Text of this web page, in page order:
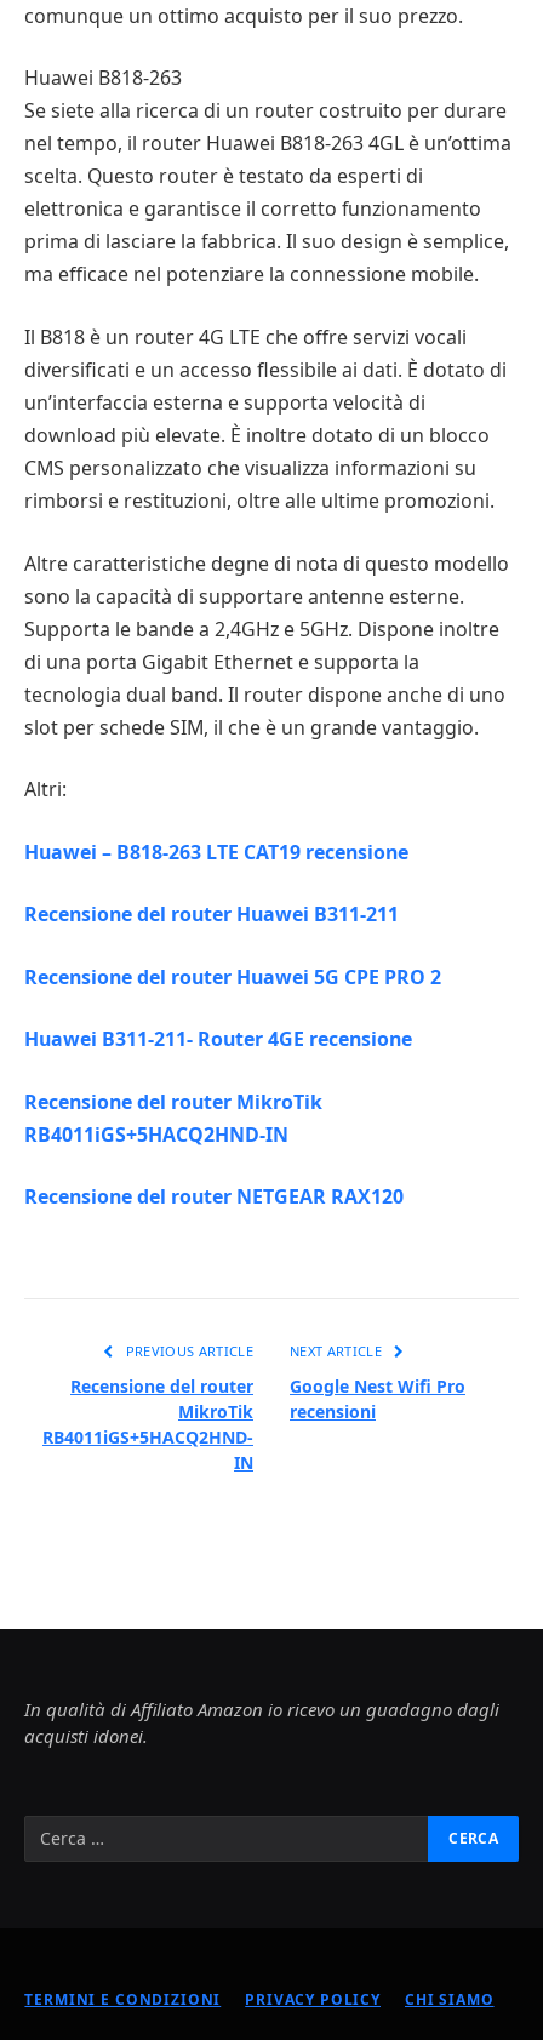
comunque un ottimo acquisto per il suo prezzo.
Huawei B818-263
Se siete alla ricerca di un router costruito per durare
nel tempo, il router Huawei B818-263 4GL è un’ottima
scelta. Questo router è testato da esperti di
elettronica e garantisce il corretto funzionamento
prima di lasciare la fabbrica. Il suo design è semplice,
ma efficace nel potenziare la connessione mobile.
Il B818 è un router 4G LTE che offre servizi vocali
diversificati e un accesso flessibile ai dati. È dotato di
un’interfaccia esterna e supporta velocità di
download più elevate. È inoltre dotato di un blocco
CMS personalizzato che visualizza informazioni su
rimborsi e restituzioni, oltre alle ultime promozioni.
Altre caratteristiche degne di nota di questo modello
sono la capacità di supportare antenne esterne.
Supporta le bande a 2,4GHz e 5GHz. Dispone inoltre
di una porta Gigabit Ethernet e supporta la
tecnologia dual band. Il router dispone anche di uno
slot per schede SIM, il che è un grande vantaggio.
Altri:
Huawei – B818-263 LTE CAT19 recensione
Recensione del router Huawei B311-211
Recensione del router Huawei 5G CPE PRO 2
Huawei B311-211- Router 4GE recensione
Recensione del router MikroTik
RB4011iGS+5HACQ2HND-IN
Recensione del router NETGEAR RAX120
PREVIOUS ARTICLE
Recensione del router
MikroTik
RB4011iGS+5HACQ2HND-
IN
NEXT ARTICLE
Google Nest Wifi Pro
recensioni
In qualità di Affiliato Amazon io ricevo un guadagno dagli
acquisti idonei.
TERMINI E CONDIZIONI PRIVACY POLICY CHI SIAMO